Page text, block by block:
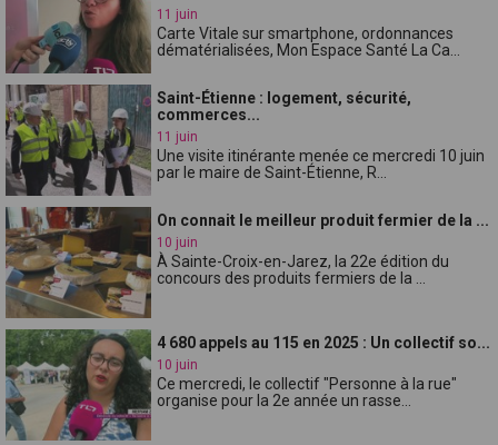
11 juin
Carte Vitale sur smartphone, ordonnances
dématérialisées, Mon Espace Santé La Ca...
Saint-Étienne : logement, sécurité,
commerces...
11 juin
Une visite itinérante menée ce mercredi 10 juin
par le maire de Saint-Étienne, R...
On connait le meilleur produit fermier de la ...
10 juin
À Sainte-Croix-en-Jarez, la 22e édition du
concours des produits fermiers de la ...
4 680 appels au 115 en 2025 : Un collectif so...
10 juin
Ce mercredi, le collectif "Personne à la rue"
organise pour la 2e année un rasse...